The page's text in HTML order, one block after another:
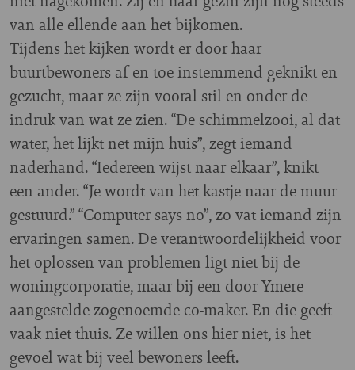
van alle ellende aan het bijkomen.
Tijdens het kijken wordt er door haar
buurtbewoners af en toe instemmend geknikt en
gezucht, maar ze zijn vooral stil en onder de
indruk van wat ze zien. “De schimmelzooi, al dat
water, het lijkt net mijn huis”, zegt iemand
naderhand. “Iedereen wijst naar elkaar”, knikt
een ander. “Je wordt van het kastje naar de muur
gestuurd.” “Computer says no”, zo vat iemand zijn
ervaringen samen. De verantwoordelijkheid voor
het oplossen van problemen ligt niet bij de
woningcorporatie, maar bij een door Ymere
aangestelde zogenoemde co-maker. En die geeft
vaak niet thuis. Ze willen ons hier niet, is het
gevoel wat bij veel bewoners leeft.